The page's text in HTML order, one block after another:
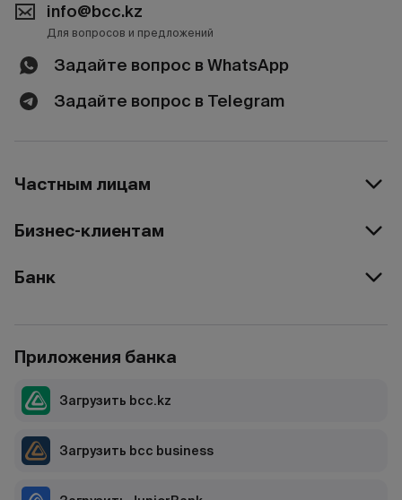
info@bcc.kz
Для вопросов и предложений
Задайте вопрос в WhatsApp
Задайте вопрос в Telegram
Частным лицам
Бизнес-клиентам
Банк
Приложения банка
Загрузить bcc.kz
Загрузить bcc business